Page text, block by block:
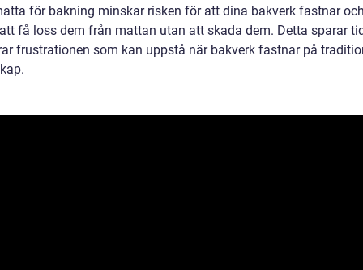
för bakning minskar risken för att dina bakverk fastnar
få loss dem från mattan utan att skada dem. Detta sparar
frustrationen som kan uppstå när bakverk fastnar på